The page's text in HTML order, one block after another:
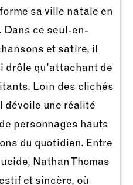
sa ville natale en
Dans ce seul-en-
et satire, il
drôle qu’attachant de
Loin des clichés
dévoile une réalité
personnages hauts
du quotidien. Entre
Nathan Thomas
et sincère, où